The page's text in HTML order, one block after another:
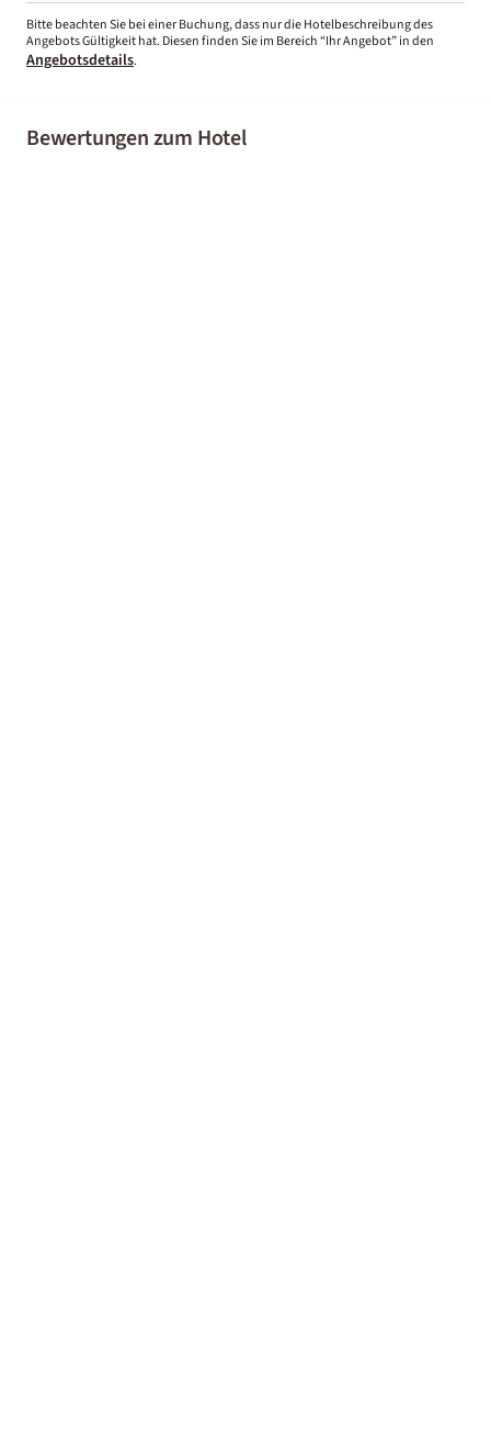
Bitte beachten Sie bei einer Buchung, dass nur die Hotelbeschreibung des
Angebots Gültigkeit hat. Diesen finden Sie im Bereich “Ihr Angebot” in den
Angebotsdetails.
Bewertungen zum Hotel